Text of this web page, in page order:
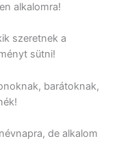
alkalomra!
szeretnek a
sütni!
barátoknak,
de alkalom